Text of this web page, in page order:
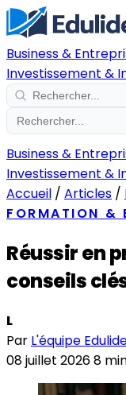
Business &
Investissement &
Business &
Investissement &
Accueil / Articles /
FORMATION &
Réussir en
conseils
L
Par L'équipe
08 juillet 20268